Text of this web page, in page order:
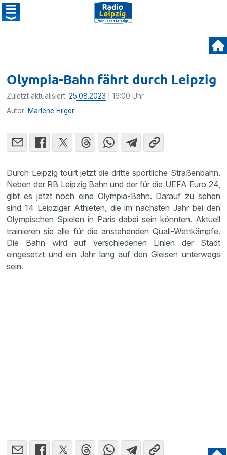
Olympia-Bahn fährt durch Leipzig
Zuletzt aktualisiert:25.08.2023 | 16:00 Uhr
Autor: Marlene Hilger
Durch Leipzig tourt jetzt die dritte sportliche Straßenbahn.
Neben der RB Leipzig Bahn und der für die UEFA Euro 24,
gibt es jetzt noch eine Olympia-Bahn. Darauf zu sehen
sind 14 Leipziger Athleten, die im nächsten Jahr bei den
Olympischen Spielen in Paris dabei sein könnten. Aktuell
trainieren sie alle für die anstehenden Quali-Wettkämpfe.
Die Bahn wird auf verschiedenen Linien der Stadt
eingesetzt und ein Jahr lang auf den Gleisen unterwegs
sein.